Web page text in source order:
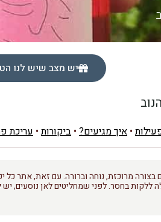
יש מצב שיש לנו
• איך מגיעים? • ביקורות• עריכת
מרוכזת, נוחה וברורה. עם זאת, אתר כל
ללקות בחסר. לפני שמחליטים לאן נוסעים,